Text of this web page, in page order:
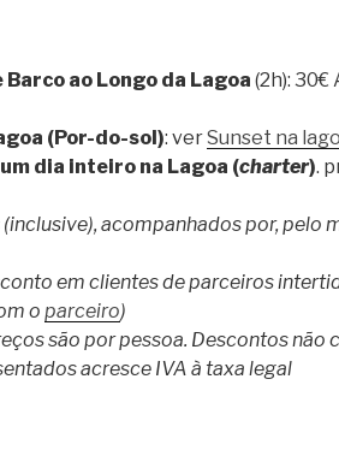
ao Longo da Lagoa (2h): 30€
(Por-do-sol): verSunset na
um dia inteiro na Lagoa (charter).
(inclusive), acompanhados por, pelo
em clientes de parceiros
o parceiro)
são por pessoa. Descontos não
acresce IVA à taxa legal